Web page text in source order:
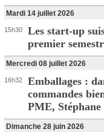
Mardi 14 juillet 2026
15h30
Les start-up
premier
Mercredi 08 juillet 2026
16h32
Emballages :
commandes
PME,
Dimanche 28 juin 2026